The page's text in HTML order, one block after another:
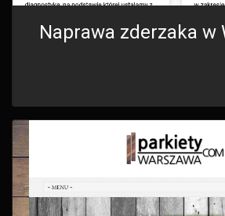
Naprawa zderzaka w